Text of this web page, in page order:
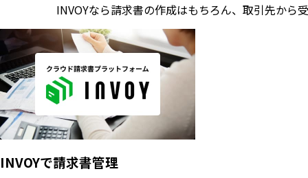
INVOYなら請求書の作成はもちろん、 取引先から
INVOYで請求書管理